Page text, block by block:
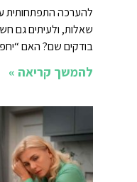
להערכה התפתחותית
שאלות, ולעיתים גם
בודקים שם? האם
להמשך קריאה »